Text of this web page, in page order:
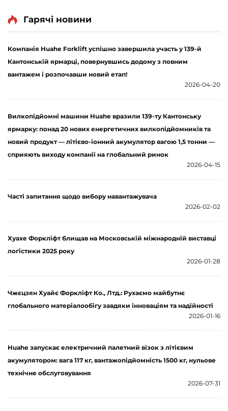
продажі з заводу
навантажувачів
двигуном
Гарячі новини
Компанія Huahe Forklift успішно завершила участь у 139-й
Кантонській ярмарці, повернувшись додому з повним
вантажем і розпочавши новий етап!
2026-04-20
Вилкопідйомні машини Huahe вразили 139-ту Кантонську
ярмарку: понад 20 нових енергетичних вилкопідйомників та
новий продукт — літієво-іонний акумулятор вагою 1,5 тонни —
сприяють виходу компанії на глобальний ринок
2026-04-15
Часті запитання щодо вибору навантажувача
2026-02-02
Хуахе Форкліфт блищав на Московській міжнародній виставці
логістики 2025 року
2026-01-28
Чжєцзян Хуайє Форкліфт Ко., Лтд.: Рухаємо майбутнє
глобального матеріалообігу завдяки інноваціям та надійності
2026-01-16
Huahe запускає електричний палетний візок з літієвим
акумулятором: вага 117 кг, вантажопідйомність 1500 кг, нульове
технічне обслуговування
2026-07-31